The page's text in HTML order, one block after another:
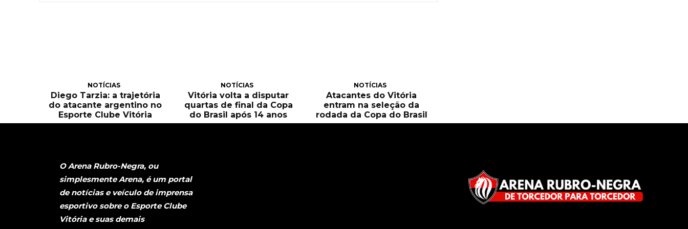
NOTÍCIAS
Diego Tarzia: a trajetória
do atacante argentino no
Esporte Clube Vitória
NOTÍCIAS
Vitória volta a disputar
quartas de final da Copa
do Brasil após 14 anos
NOTÍCIAS
Atacantes do Vitória
entram na seleção da
rodada da Copa do Brasil
O Arena Rubro-Negra, ou
simplesmente Arena, é um portal
de notícias e veículo de imprensa
esportivo sobre o Esporte Clube
Vitória e suas demais